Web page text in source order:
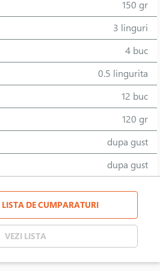
150 gr
3 linguri
4 buc
0.5 lingurita
12 buc
120 gr
dupa gust
dupa gust
DE CUMPARATURI
VEZI LISTA